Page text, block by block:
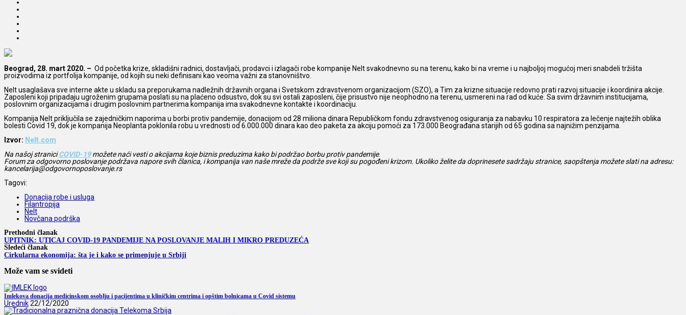
Beograd, 28. mart 2020. – Od početka krize, skladišni radnici, dostavljači, prodavci i izlagači robe kompanije Nelt svakodnevno su na terenu, kako bi na vreme i u najboljoj mogućoj meri snabdeli tržišta
proizvodima iz portfolija kompanije, od kojih su neki definisani kao veoma važni za stanovništvo.
Nelt usaglašava sve interne akte u skladu sa preporukama nadležnih državnih organa i Svetskom zdravstvenom organizacijom (SZO), a Tim za krizne situacije redovno prati razvoj situacije i koordinira akcije.
Zaposleni koji pripadaju ugroženim grupama poslati su na plaćeno odsustvo, dok su svi ostali zaposleni, čije prisustvo nije neophodno na terenu, usmereni na rad od kuće. Sa svim državnim institucijama,
poslovnim organizacijama i drugim poslovnim partnerima kompanija ima svakodnevne kontakte i koordinaciju.
Kompanija Nelt priključila se zajedničkim naporima u borbi protiv pandemije, donacijom od 28 miliona dinara Republičkom fondu zdravstvenog osiguranja za nabavku 10 respiratora za lečenje najtežih oblika
bolesti Covid 19, dok je kompanija Neoplanta poklonila robu u vrednosti od 6.000.000 dinara kao deo paketa za akciju pomoći za 173.000 Beograđana starijih od 65 godina sa najnižim penzijama.
Izvor: Nelt.com
Na našoj straniciCOVID-19 možete naći vesti o akcijama koje biznis preduzima kako bi podržao borbu protiv pandemije.
Forum za odgovorno poslovanje podržava napore svih članica, i kompanija van naše mreže da podrže sve koji su pogođeni krizom. Ukoliko želite da doprinesete sadržaju stranice, saopštenja možete slati na adresu:
kancelarija@odgovornoposlovanje.rs
Tagovi:
Donacija robe i usluga
Filantropija
Nelt
Novčana podrška
Prethodni članak
UPITNIK: UTICAJ COVID-19 PANDEMIJE NA POSLOVANJE MALIH I MIKRO PREDUZEĆA
Sledeći članak
Cirkularna ekonomija: šta je i kako se primenjuje u Srbiji
Može vam se svideti
Imlekova donacija medicinskom osoblju i pacijentima u kliničkim centrima i opštim bolnicama u Covid sistemu
Urednik22/12/2020